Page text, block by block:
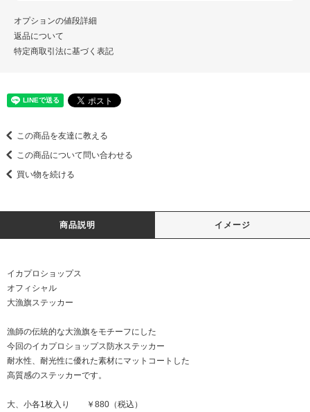
オプションの値段詳細
返品について
特定商取引法に基づく表記
この商品を友達に教える
この商品について問い合わせる
買い物を続ける
商品説明 イメージ
イカプロショップス
オフィシャル
大漁旗ステッカー
漁師の伝統的な大漁旗をモチーフにした
今回のイカプロショップス防水ステッカー
耐水性、耐光性に優れた素材にマットコートした
高質感のステッカーです。
大、小各1枚入り ￥880（税込）